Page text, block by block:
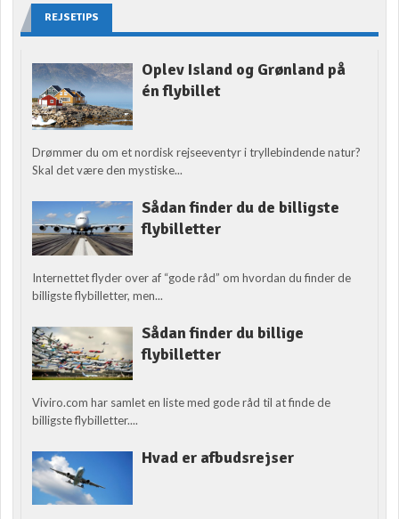
REJSETIPS
Oplev Island og Grønland på
én flybillet
Drømmer du om et nordisk rejseeventyr i tryllebindende natur?
Skal det være den mystiske...
Sådan finder du de billigste
flybilletter
Internettet flyder over af “gode råd” om hvordan du finder de
billigste flybilletter, men...
Sådan finder du billige
flybilletter
Viviro.com har samlet en liste med gode råd til at finde de
billigste flybilletter....
Hvad er afbudsrejser